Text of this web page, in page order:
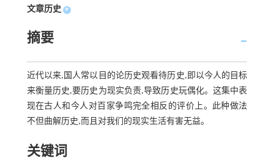
文章历史 +
摘要
近代以来,国人常以目的论历史观看待历史,即以今人的目标
来衡量历史,要历史为现实负责,导致历史玩偶化。这集中表
现在古人和今人对百家争鸣完全相反的评价上。此种做法
不但曲解历史,而且对我们的现实生活有害无益。
关键词